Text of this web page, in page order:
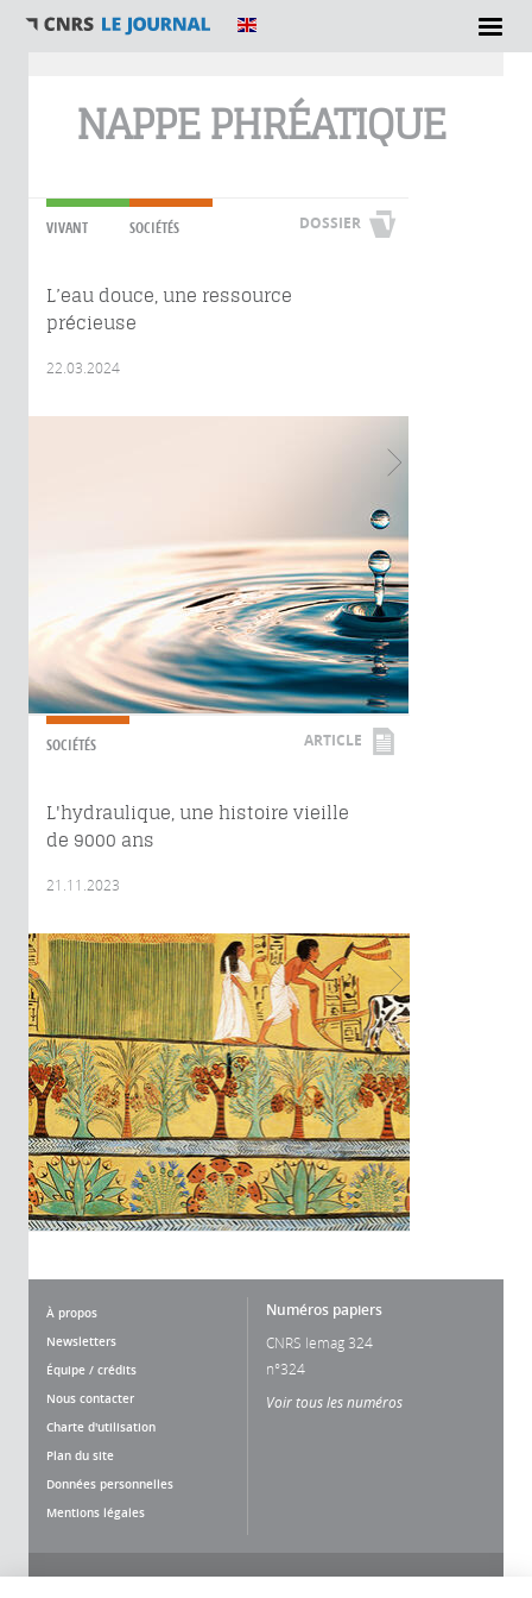
NAPPE PHRÉATIQUE
VIVANT SOCIÉTÉS DOSSIER
L’eau douce, une ressource
précieuse
22.03.2024
SOCIÉTÉS ARTICLE
L'hydraulique, une histoire vieille
de 9000 ans
21.11.2023
À propos
Newsletters
Équipe / crédits
Nous contacter
Charte d'utilisation
Plan du site
Données personnelles
Mentions légales
Numéros papiers
CNRS lemag 324
n°324
Voir tous les numéros